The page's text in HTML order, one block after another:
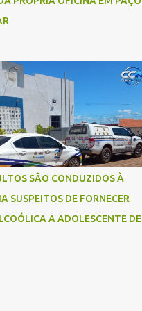
SÃO CONDUZIDOS À
SUSPEITOS DE FORNECER
A ADOLESCENTE DE